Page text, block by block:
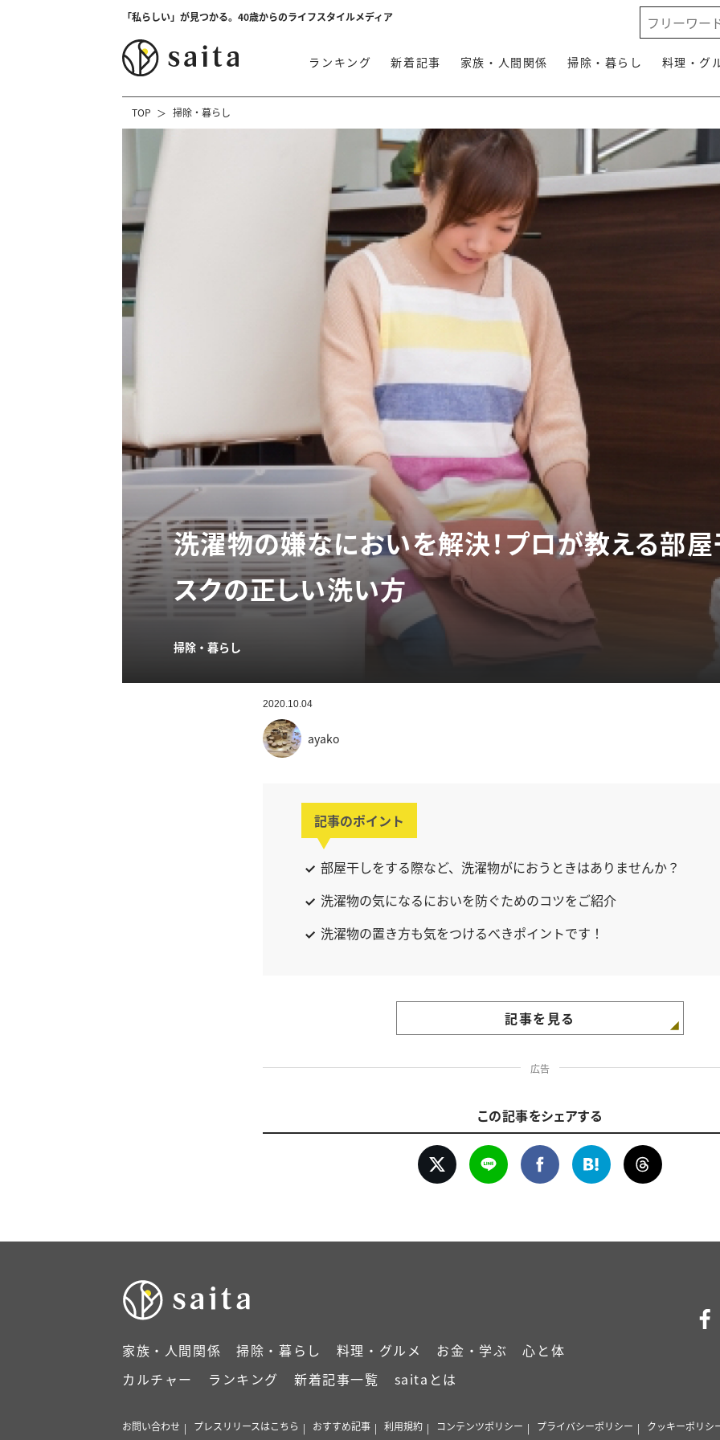
「私らしい」が見つかる。40歳からのライフスタイルメディア
ランキング 新着記事 家族・人間関係 掃除・暮らし 料理・グ
TOP 掃除・暮らし
洗濯物の嫌なにおいを解決！プロが教える部
スクの正しい洗い方
掃除・暮らし
2020.10.04
ayako
記事のポイント
部屋干しをする際など、洗濯物がにおうときはありませんか？
洗濯物の気になるにおいを防ぐためのコツをご紹介
洗濯物の置き方も気をつけるべきポイントです！
記事を見る
広告
この記事をシェアする
家族・人間関係 掃除・暮らし 料理・グルメ お金・学ぶ
心と体
カルチャー
ランキング 新着記事一覧 saitaとは
お問い合わせ プレスリリースはこちら おすすめ記事 利用規約 コンテンツポリシー プライバシーポリシー クッキーポリシ